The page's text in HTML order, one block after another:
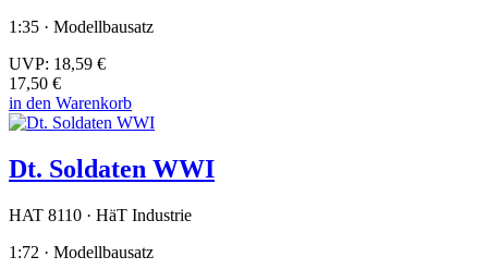
1:35 · Modellbausatz
UVP: 18,59 €
17,50 €
in den Warenkorb
Dt. Soldaten WWI
HAT 8110 · HäT Industrie
1:72 · Modellbausatz